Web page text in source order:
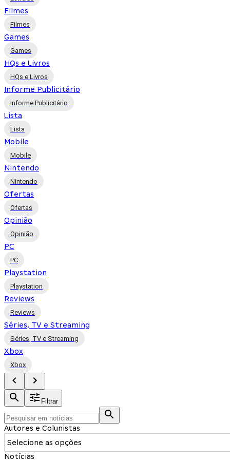
Filmes
Filmes
Games
Games
HQs e Livros
HQs e Livros
Informe Publicitário
Informe Publicitário
Lista
Lista
Mobile
Mobile
Nintendo
Nintendo
Ofertas
Ofertas
Opinião
Opinião
PC
PC
Playstation
Playstation
Reviews
Reviews
Séries, TV e Streaming
Séries, TV e Streaming
Xbox
Xbox
Filtrar
Autores e Colunistas
Selecione as opções
Notícias